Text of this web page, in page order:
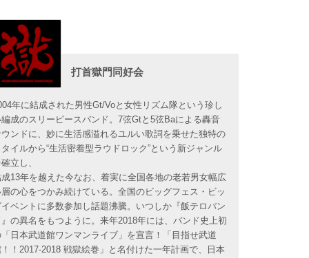
打首獄門同好会
年に結成された男性Gt/Voと女性リズム隊という珍し
成のスリーピースバンド。7弦Gtと5弦Baによる轟音
ンドに、妙に生活感溢れるユルい歌詞を乗せた独特の
イルから“生活密着型ラウドロック”という新ジャンル
立し、
13年を越えた今なお、着実に全国各地の老若男女幅広
の心をつかみ続けている。全国のビッグフェス・ビッ
ベントに多数参加し話題沸騰。いつしか『飯テロバン
の異名をもつように。来年2018年には、バンド史上初
日本武道館ワンマンライブ」を宣言！「目指せ武道
！2017-2018 戦獄絵巻」と名付けた一年計画で、日本